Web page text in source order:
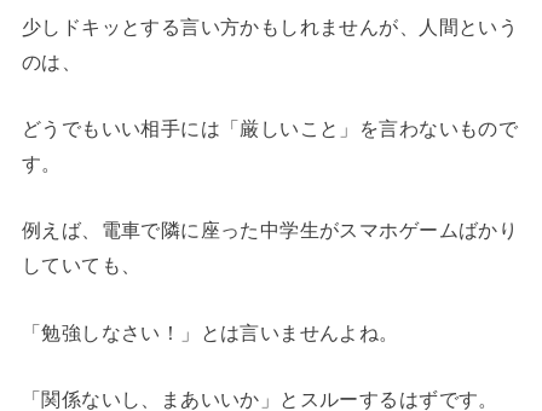
少しドキッとする言い方かもしれませんが、人間という
のは、
どうでもいい相手には「厳しいこと」を言わないもので
す。
例えば、電車で隣に座った中学生がスマホゲームばかり
していても、
「勉強しなさい！」とは言いませんよね。
「関係ないし、まあいいか」とスルーするはずです。